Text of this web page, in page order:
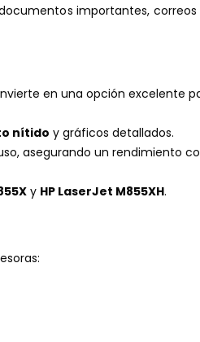
importantes, correos
en una opción excelente
nítido y gráficos detallados.
asegurando un rendimiento
y HP LaserJet M855XH.